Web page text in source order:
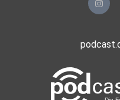
https://